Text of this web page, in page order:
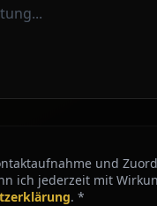
und
ich jederzeit mit
. *